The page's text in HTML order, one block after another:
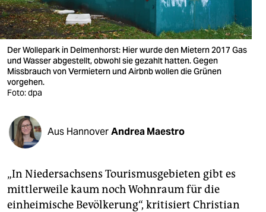
wahrheit
verlag
verlag
veranstaltungen
fragen & hilfe
abo
genossenschaft
Der Wollepark in Delmenhorst: Hier wurde den Mietern 2017 Gas
und Wasser abgestellt, obwohl sie gezahlt hatten. Gegen
Missbrauch von Vermietern und Airbnb wollen die Grünen
vorgehen.
Foto: dpa
Aus HannoverAndrea Maestro
„In Niedersachsens Tourismusgebieten gibt es
mittlerweile kaum noch Wohnraum für die
einheimische Bevölkerung“, kritisiert Christian